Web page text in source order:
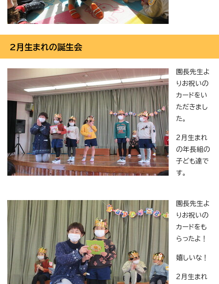
2月生まれの誕生会
園長先生よ
りお祝いの
カードをい
ただきまし
た。
2月生まれ
の年長組の
子ども達で
す。
園長先生よ
りお祝いの
カードをも
らったよ！
嬉しいな！
2月生まれ